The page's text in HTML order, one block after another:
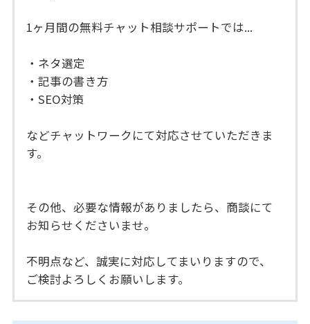
1ヶ月間の無料チャット相談サポートでは...
・ネタ選定
・記事の書き方
・SEO対策
などチャットワークにて対応させていただきま
す。
その他、必要な情報がありましたら、商談にて
お知らせくださいませ。
不明点など、誠実に対応してまいりますので、
ご検討よろしくお願いします。